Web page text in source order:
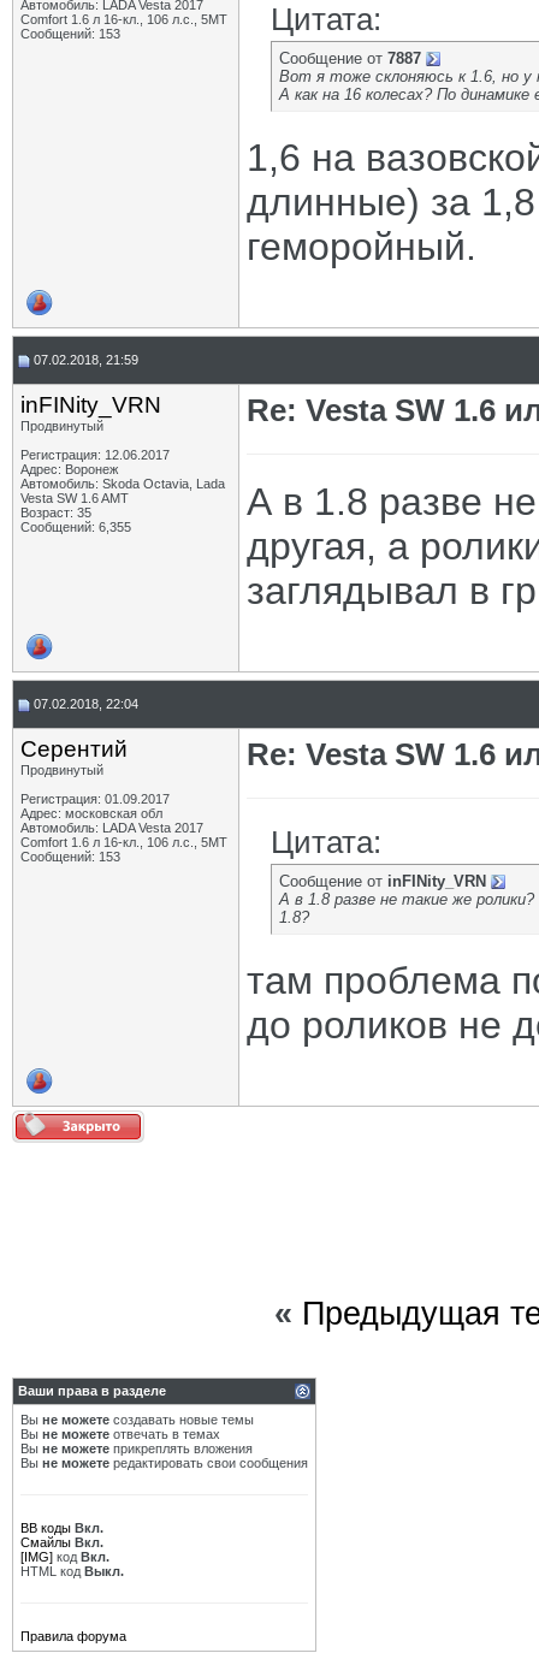
Автомобиль: LADA Vesta 2017
Comfort 1.6 л 16-кл., 106 л.с., 5МТ
Сообщений: 153
Цитата:
Сообщение от 7887
Вот я тоже склоняюсь к 1.6, но у
А как на 16 колесах? По
1,6 на
длинные) за
геморойный.
07.02.2018, 21:59
inFINity_VRN
Продвинутый
Регистрация: 12.06.2017
Адрес: Воронеж
Автомобиль: Skoda Octavia, Lada
Vesta SW 1.6 AMT
Возраст: 35
Сообщений: 6,355
Re: Vesta SW 1.6
А в 1.8 разве
другая, а
заглядывал в
07.02.2018, 22:04
Серентий
Продвинутый
Регистрация: 01.09.2017
Адрес: московская обл
Автомобиль: LADA Vesta 2017
Comfort 1.6 л 16-кл., 106 л.с., 5МТ
Сообщений: 153
Re: Vesta SW 1.6
Цитата:
Сообщение от inFINity_VRN
А в 1.8 разве не такие же
1.8?
там проблема
до роликов не
« Предыдущая
Ваши права в разделе
Вы не можете создавать новые темы
Вы не можете отвечать в темах
Вы не можете прикреплять вложения
Вы не можете редактировать свои сообщения
BB коды Вкл.
Смайлы Вкл.
[IMG] код Вкл.
HTML код Выкл.
Правила форума